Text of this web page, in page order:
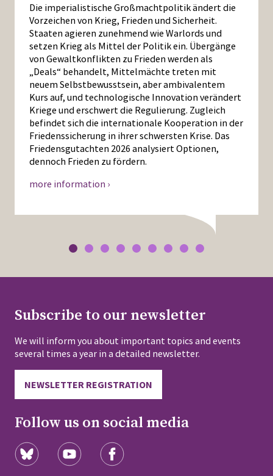
Die imperialistische Großmachtpolitik ändert die
Vorzeichen von Krieg, Frieden und Sicherheit.
Staaten agieren zunehmend wie Warlords und
setzen Krieg als Mittel der Politik ein. Übergänge
von Gewaltkonflikten zu Frieden werden als
„Deals“ behandelt, Mittelmächte treten mit
neuem Selbstbewusstsein, aber ambivalentem
Kurs auf, und technologische Innovation verändert
Kriege und erschwert die Regulierung. Zugleich
befindet sich die internationale Kooperation in der
Friedenssicherung in ihrer schwersten Krise. Das
Friedensgutachten 2026 analysiert Optionen,
dennoch Frieden zu fördern.
more information ›
Subscribe to our newsletter
We will inform you about important topics and events
several times a year in a detailed newsletter.
NEWSLETTER REGISTRATION
Follow us on social media